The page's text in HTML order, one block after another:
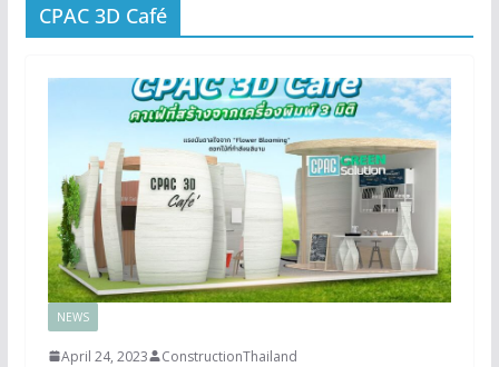
CPAC 3D Café
NEWS
April 24, 2023 ConstructionThailand